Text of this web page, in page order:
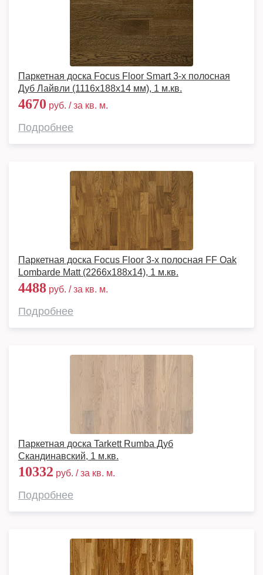
Паркетная доска Focus Floor Smart 3-х полосная
Дуб Лайвли (1116x188x14 мм), 1 м.кв.
4670 руб. / за кв. м.
Подробнее
Паркетная доска Focus Floor 3-х полосная FF Oak
Lombarde Matt (2266х188х14), 1 м.кв.
4488 руб. / за кв. м.
Подробнее
Паркетная доска Tarkett Rumba Дуб
Скандинавский, 1 м.кв.
10332 руб. / за кв. м.
Подробнее